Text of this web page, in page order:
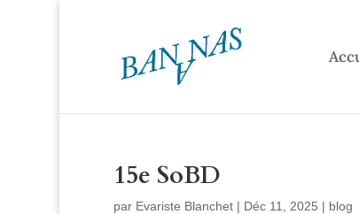
15e SoBD
par Evariste Blanchet| Déc 11, 2025 | blog